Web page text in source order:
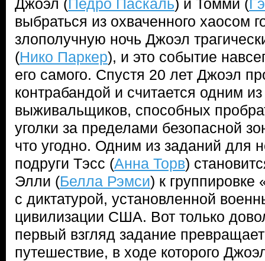
Джоэл (Педро Паскаль) и Томми (
выбраться из охваченного хаосом
злополучную ночь Джоэл
(Нико Паркер), и это событие
его самого. Спустя 20 лет Джоэл
контрабандой и считается одним
выживальщиков, способных
уголки за пределами безопасной
что угодно. Одним из заданий для
подруги Тэсс (Анна Торв)
Элли (Белла Рэмси) к
с диктатурой, установленной
цивилизации США. Вот только
первый взгляд задание
путешествие, в ходе которого